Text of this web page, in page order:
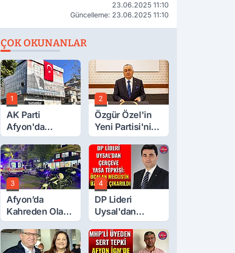
23.06.2025 11:10
Güncelleme: 23.06.2025 11:10
ÇOK OKUNANLAR
1
AK Parti
Afyon'da
Turgay Şahin'in
Ardından Bir
Şok Daha!
2
Özgür Özel'in
Yeni Partisi'nin
Afyon Başkanı
Belli Oldu
3
Afyon’da
Kahreden Olay:
6 Yaşındaki
Çocuk 6. Kattan
Düştü
4
DP Lideri
Uysal'dan
Çerçeve Yasa
Tepkisi: Öcalan
Meclis'in